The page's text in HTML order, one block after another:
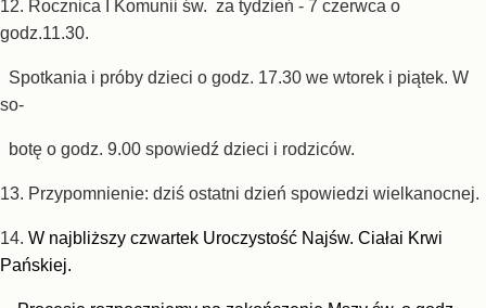
12. Rocznica I Komunii św. za tydzień - 7 czerwca o
godz.11.30.
Spotkania i próby dzieci o godz. 17.30 we wtorek i piątek. W
so-
botę o godz. 9.00 spowiedź dzieci i rodziców.
13. Przypomnienie: dziś ostatni dzień spowiedzi wielkanocnej.
14. W najbliższy czwartek Uroczystość Najśw. Ciałai Krwi
Pańskiej.